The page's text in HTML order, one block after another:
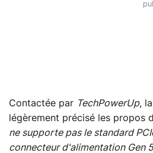
Contactée par TechPowerUp,
légèrement précisé les propos
ne supporte pas le standard
connecteur d'alimentation Gen